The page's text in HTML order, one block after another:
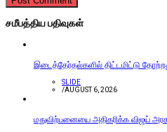
சமீபத்திய பதிவுகள்
இடைத்தேர்தல்களில் திட்டமிட்டு
SLIDE
/AUGUST 6, 2026
மதுவிற்பனையை அதிகரிக்க விஜய் அரசு